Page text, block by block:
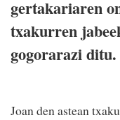
gertakariaren
txakurren
gogorarazi ditu.
Joan den astean